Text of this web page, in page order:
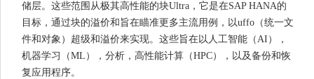
储层。这些范围从极其高性能的块Ultra，它是在SAP HANA的
目标，通过块的溢价和旨在瞄准更多主流用例，以uffo（统一文
件和对象）超级和溢价来实现。这些旨在以人工智能（AI），
机器学习（ML），分析，高性能计算（HPC），以及备份和恢
复应用程序。